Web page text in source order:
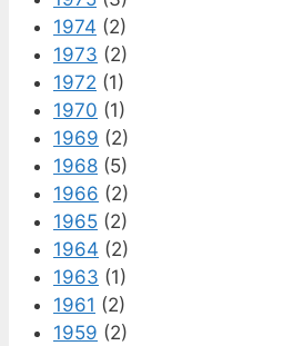
1974 (2)
1973 (2)
1972 (1)
1970 (1)
1969 (2)
1968 (5)
1966 (2)
1965 (2)
1964 (2)
1963 (1)
1961 (2)
1959 (2)